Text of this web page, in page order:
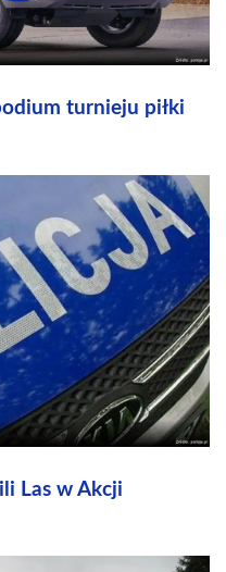
turnieju piłki
Las w Akcji